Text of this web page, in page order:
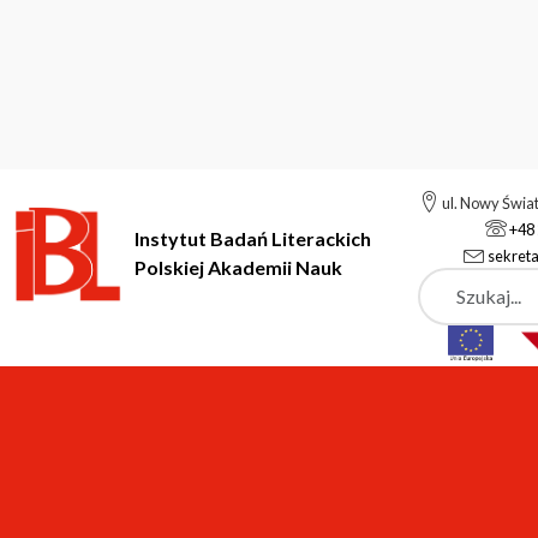
Instytut Badań Literackich
Polskiej Akademii Nauk
ul. Nowy
+48
Szukaj
Instytut Badań Literackich Polskiej Akademii Nauk Deklaracja
Deklaracja